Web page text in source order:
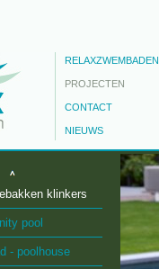
RELAXZWEMBADEN
PROJECTEN
CONTACT
NIEUWS
klinkers
pool
- poolhouse